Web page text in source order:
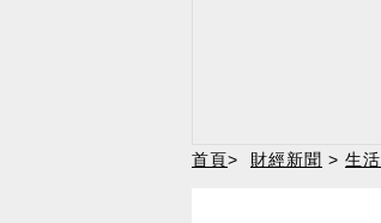
首頁> 財經新聞 > 生活